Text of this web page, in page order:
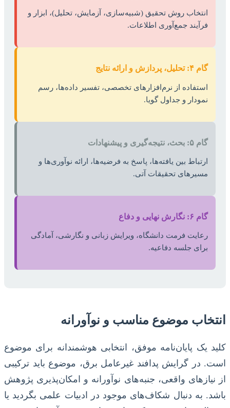
انتخاب روش تحقیق (شبیه‌سازی، آزمایش، تحلیل)، ابزار و
فرآیند جمع‌آوری اطلاعات.
گام ۴: تحلیل، پردازش و ارائه نتایج
استفاده از نرم‌افزارهای تخصصی، تفسیر داده‌ها، رسم
نمودار و جداول گویا.
گام ۵: بحث، نتیجه‌گیری و پیشنهادات
ارتباط بین یافته‌ها، پاسخ به فرضیه‌ها، ارائه نوآوری‌ها و
مسیرهای تحقیقات آتی.
گام ۶: نگارش نهایی و دفاع
رعایت فرمت دانشگاه، ویرایش زبانی و نگارشی، آمادگی
برای جلسه دفاعیه.
انتخاب موضوع مناسب و نوآورانه
کلید یک پایان‌نامه موفق، انتخابی هوشمندانه برای موضوع
است. در گرایش پدافند غیرعامل برق، موضوع باید ترکیبی
از نیازهای واقعی، جنبه‌های نوآورانه و امکان‌پذیری پژوهش
باشد. به دنبال شکاف‌های موجود در ادبیات علمی بگردید یا